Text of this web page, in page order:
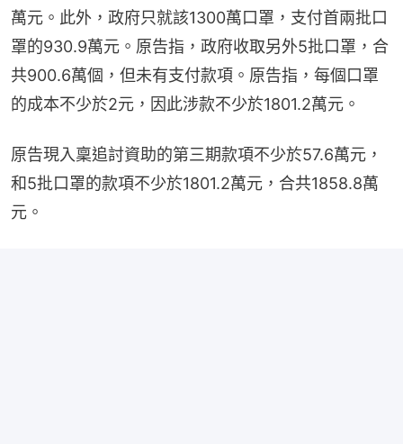
萬元。此外，政府只就該1300萬口罩，支付首兩批口
罩的930.9萬元。原告指，政府收取另外5批口罩，合
共900.6萬個，但未有支付款項。原告指，每個口罩
的成本不少於2元，因此涉款不少於1801.2萬元。
原告現入稟追討資助的第三期款項不少於57.6萬元，
和5批口罩的款項不少於1801.2萬元，合共1858.8萬
元。